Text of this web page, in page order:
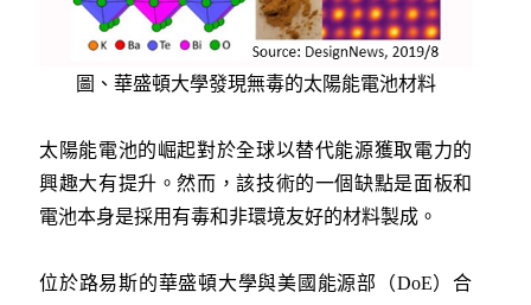
圖、華盛頓大學發現無毒的太陽能電池材料
太陽能電池的崛起對於全球以替代能源獲取電力的
興趣大有提升。然而，該技術的一個缺點是面板和
電池本身是採用有毒和非環境友好的材料製成。
位於路易斯的華盛頓大學與美國能源部（DoE）合